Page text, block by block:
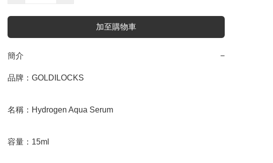
加至購物車
簡介 −
品牌：GOLDILOCKS
名稱：Hydrogen Aqua Serum
容量：15ml